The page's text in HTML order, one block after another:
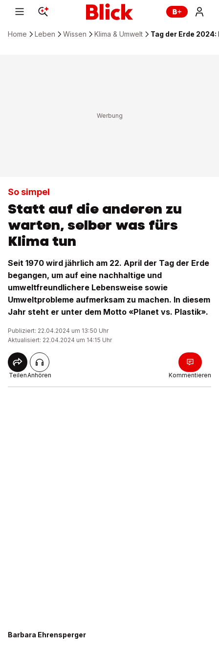
Home Leben Wissen Klima & Umwelt Tag der Erde
So simpel
Statt auf die anderen zu
warten, selber was fürs
Klima tun
Seit 1970 wird jährlich am 22. April der Tag der Erde
begangen, um auf eine nachhaltige und
umweltfreundlichere Lebensweise sowie
Umweltprobleme aufmerksam zu machen. In diesem
Jahr steht er unter dem Motto «Planet vs. Plastik».
Publiziert: 22.04.2024 um 13:50 Uhr
Aktualisiert: 22.04.2024 um 14:15 Uhr
TeilenAnhören Kommentieren
Barbara Ehrensperger